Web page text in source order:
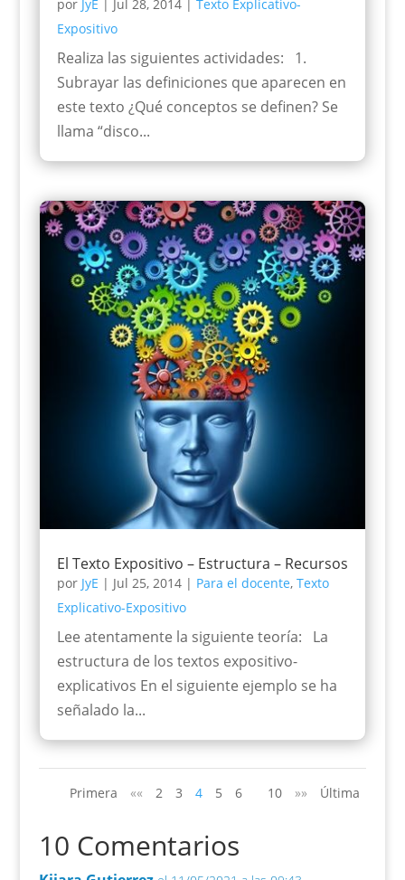
por JyE Jul 28, 2014| Texto Explicativo-
Expositivo
Realiza las siguientes actividades: 1.
Subrayar las definiciones que aparecen en
este texto ¿Qué conceptos se definen? Se
llama “disco...
El Texto Expositivo – Estructura – Recursos
por JyE | Jul 25, 2014| Para el docente, Texto
Explicativo-Expositivo
Lee atentamente la siguiente teoría: La
estructura de los textos expositivo-
explicativos En el siguiente ejemplo se ha
señalado la...
Primera «« 2 3 4 5 6 10 »» Última
10 Comentarios